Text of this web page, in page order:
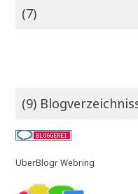
(7)
(9)
UberBlogr Webring